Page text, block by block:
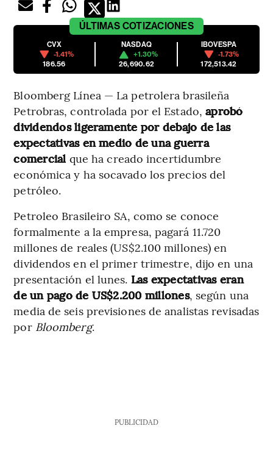
ÚLTIMAS COTIZACIONES
CVX
-1.41%
186.56
NASDAQ
+1.30%
26,690.62
IBOVESPA
-1.73%
172,513.42
Bloomberg Línea — La petrolera brasileña
Petrobras, controlada por el Estado,aprobó
dividendos ligeramente por debajo de las
expectativas en medio de una guerra
comercial que ha creado incertidumbre
económica y ha socavado los precios del
petróleo.
Petroleo Brasileiro SA, como se conoce
formalmente a la empresa, pagará 11.720
millones de reales (US$2.100 millones) en
dividendos en el primer trimestre, dijo en una
presentación el lunes. Las expectativas eran
de un pago de US$2.200 millones, según una
media de seis previsiones de analistas revisadas
por Bloomberg.
PUBLICIDAD